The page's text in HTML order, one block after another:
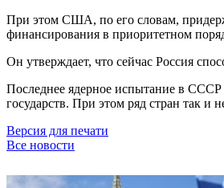
При этом США, по его словам,
финансирования в приоритетном
Он утверждает, что сейчас Россия
Последнее ядерное испытание в
государств. При этом ряд стран так
Версия для печати
Все новости